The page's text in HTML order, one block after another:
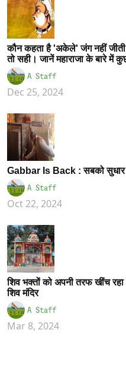
कौन कहता है 'अकेले' जंग नहीं
तो सही। जानें महाराजा के बारे में
A Staff
Dec 25, 2024
Gabbar Is Back : सबको सुधार
A Staff
Oct 22, 2024
शिव भक्तों को अपनी तरफ खींच रहा
शिव मंदिर
A Staff
Mar 8, 2024